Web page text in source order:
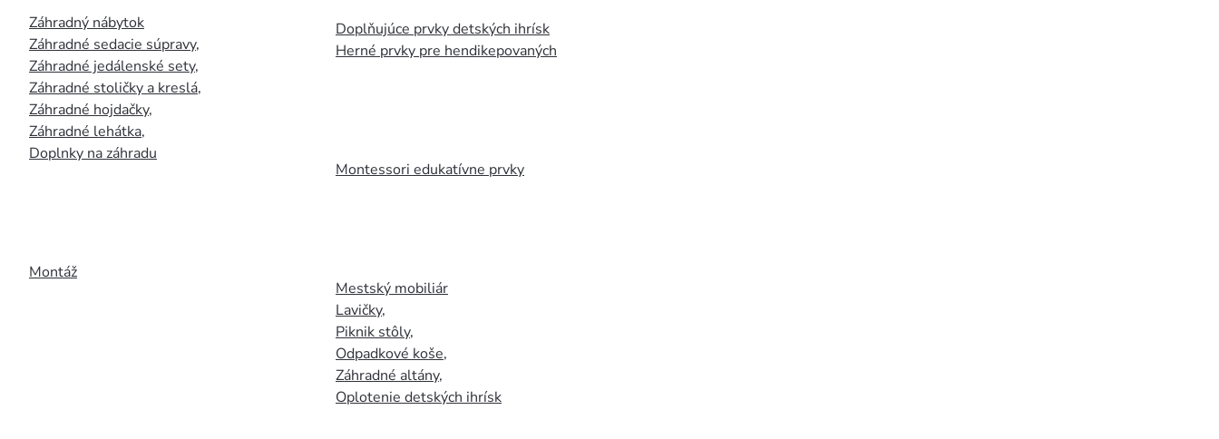
Záhradný nábytok
Záhradné sedacie súpravy,
Záhradné jedálenské sety,
Záhradné stoličky a kreslá,
Záhradné hojdačky,
Záhradné lehátka,
Doplnky na záhradu
Montáž
Doplňujúce prvky detských ihrísk
Herné prvky pre hendikepovaných
Montessori edukatívne prvky
Mestský mobiliár
Lavičky,
Piknik stôly,
Odpadkové koše,
Záhradné altány,
Oplotenie detských ihrísk